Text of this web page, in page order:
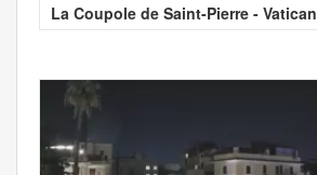
La Coupole de Saint-Pierre - Vatican